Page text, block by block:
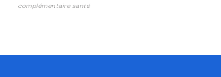
complémentaire santé